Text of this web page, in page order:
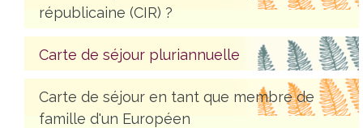
républicaine (CIR) ?
Carte de séjour pluriannuelle
Carte de séjour en tant que membre de
famille d'un Européen